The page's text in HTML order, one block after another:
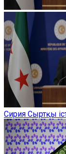
Сирия Сыртқы